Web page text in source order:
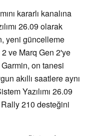
kararlı kanalına
26.09 olarak
yeni güncelleme
ve Marq Gen 2'ye
Garmin, on tanesi
akıllı saatlere aynı
Yazılımı 26.09
210 desteğini